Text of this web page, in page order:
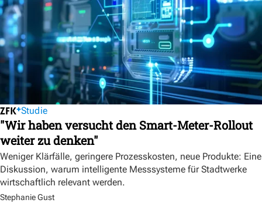
Studie
"Wir haben versucht den Smart-Meter-Rollout
weiter zu denken"
Weniger Klärfälle, geringere Prozesskosten, neue Produkte: Eine
Diskussion, warum intelligente Messsysteme für Stadtwerke
wirtschaftlich relevant werden.
Stephanie Gust